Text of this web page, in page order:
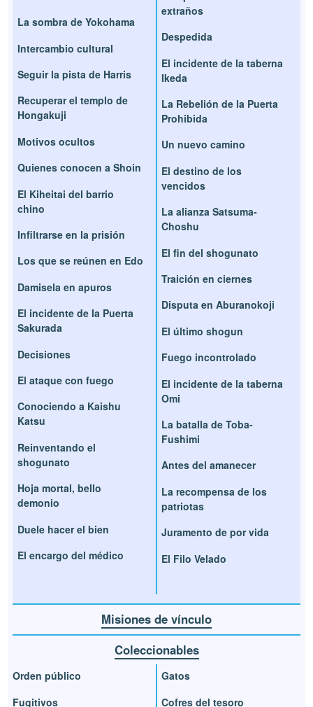
La sombra de Yokohama
Intercambio cultural
Seguir la pista de Harris
Recuperar el templo de
Hongakuji
Motivos ocultos
Quienes conocen a Shoin
El Kiheitai del barrio
chino
Infiltrarse en la prisión
Los que se reúnen en Edo
Damisela en apuros
El incidente de la Puerta
Sakurada
Decisiones
El ataque con fuego
Conociendo a Kaishu
Katsu
Reinventando el
shogunato
Hoja mortal, bello
demonio
Duele hacer el bien
El encargo del médico
extraños
Despedida
El incidente de la taberna
Ikeda
La Rebelión de la Puerta
Prohibida
Un nuevo camino
El destino de los
vencidos
La alianza Satsuma-
Choshu
El fin del shogunato
Traición en ciernes
Disputa en Aburanokoji
El último shogun
Fuego incontrolado
El incidente de la taberna
Omi
La batalla de Toba-
Fushimi
Antes del amanecer
La recompensa de los
patriotas
Juramento de por vida
El Filo Velado
Misiones de vínculo
Coleccionables
Orden público
Fugitivos
Gatos
Cofres del tesoro